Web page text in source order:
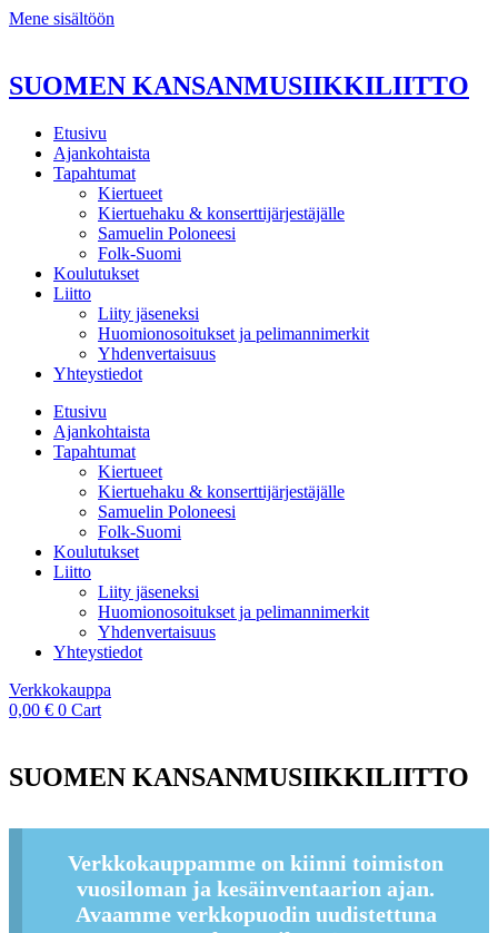
Mene sisältöön
SUOMEN KANSANMUSIIKKILIITTO
Etusivu
Ajankohtaista
Tapahtumat
Kiertueet
Kiertuehaku & konserttijärjestäjälle
Samuelin Poloneesi
Folk-Suomi
Koulutukset
Liitto
Liity jäseneksi
Huomionosoitukset ja pelimannimerkit
Yhdenvertaisuus
Yhteystiedot
Etusivu
Ajankohtaista
Tapahtumat
Kiertueet
Kiertuehaku & konserttijärjestäjälle
Samuelin Poloneesi
Folk-Suomi
Koulutukset
Liitto
Liity jäseneksi
Huomionosoitukset ja pelimannimerkit
Yhdenvertaisuus
Yhteystiedot
Verkkokauppa
0,00 € 0 Cart
SUOMEN KANSANMUSIIKKILIITTO
Verkkokauppamme on kiinni toimiston
vuosiloman ja kesäinventaarion ajan.
Avaamme verkkopuodin uudistettuna